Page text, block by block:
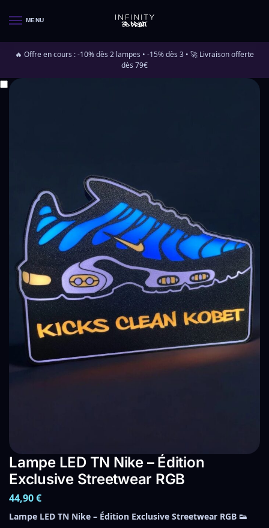
MENU
🔥 Offre en cours : -10% dès 2 lampes • -15% dès 3 • 🚀 Livraison offerte
dès 79€
Lampe LED TN Nike – Édition
Exclusive Streetwear RGB
44,90€
Lampe LED TN Nike – Édition Exclusive Streetwear RGB 👟